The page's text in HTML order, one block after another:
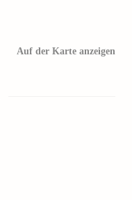
Auf der Karte anzeigen